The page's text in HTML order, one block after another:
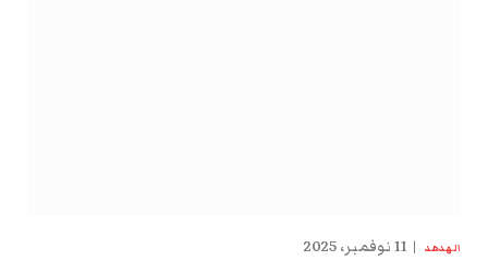
الهدهد 11 نوفمبر، 2025